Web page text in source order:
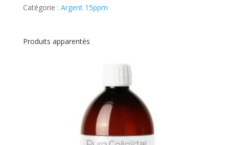
2
-15ppm
Catégorie : Argent 15ppm
Produits apparentés